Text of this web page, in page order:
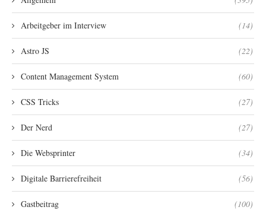
Arbeitgeber im Interview (14)
Astro JS (22)
Content Management System (60)
CSS Tricks (27)
Der Nerd (27)
Die Websprinter (34)
Digitale Barrierefreiheit (56)
Gastbeitrag (100)